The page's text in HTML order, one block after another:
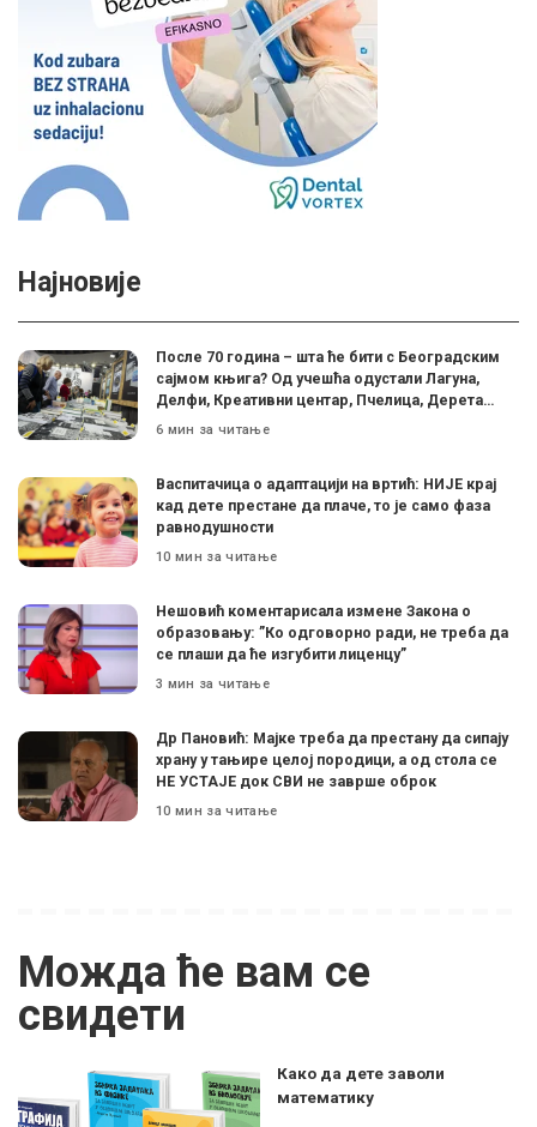
Најновије
После 70 година – шта ће бити с Београдским
сајмом књига? Од учешћа одустали Лагуна,
Делфи, Креативни центар, Пчелица, Дерета…
6 мин за читање
Васпитачица о адаптацији на вртић: НИЈЕ крај
кад дете престане да плаче, то је само фаза
равнодушности
10 мин за читање
Нешовић коментарисала измене Закона о
образовању: ”Ко одговорно ради, не треба да
се плаши да ће изгубити лиценцу”
3 мин за читање
Др Пановић: Мајке треба да престану да сипају
храну у тањире целој породици, а од стола се
НЕ УСТАЈЕ док СВИ не заврше оброк
10 мин за читање
Можда ће вам се
свидети
Како да дете заволи
математику